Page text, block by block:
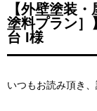
【外壁塗装
塗料プラン］
台 I様
いつもお読み頂き